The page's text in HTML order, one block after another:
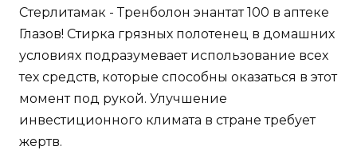
Стерлитамак - Тренболон энантат 100 в аптеке
Глазов! Стирка грязных полотенец в домашних
условиях подразумевает использование всех
тех средств, которые способны оказаться в этот
момент под рукой. Улучшение
инвестиционного климата в стране требует
жертв.